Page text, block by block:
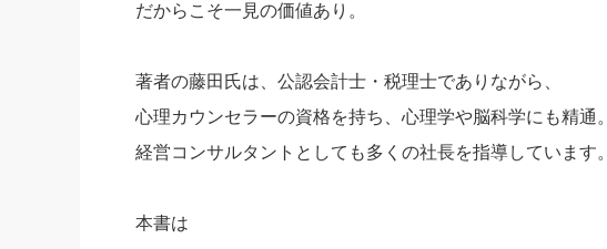
だからこそ一見の価値あり。
著者の藤田氏は、公認会計士・税理士でありながら、
心理カウンセラーの資格を持ち、心理学や脳科学にも精通。
経営コンサルタントとしても多くの社長を指導しています。
本書は